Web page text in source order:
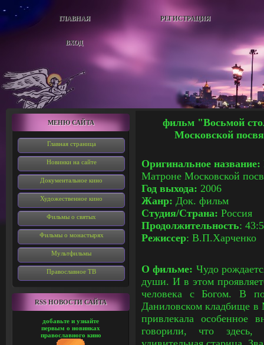
ГЛАВНАЯ РЕГИСТРАЦИЯ
ВХОД
МЕНЮ САЙТА
Главная страница
Новинки на сайте
Документальное кино
Художественное кино
Фильмы о святых
Фильмы о монастырях
Мультфильмы
Православное ТВ
RSS НОВОСТИ САЙТА
добавьте и узнайте
первым о новинках
православного кино
фильм "Восьмой
Московской
Оригинальное название:
Матроне Московской
Год выхода: 2006
Жанр: Док. фильм
Студия/Страна: Россия
Продолжительность:
Режиссер: В.П.Харченко
О фильме: Чудо
души. И в этом
человека с Богом. В
Даниловском кладбище в
привлекала особенное
говорили, что